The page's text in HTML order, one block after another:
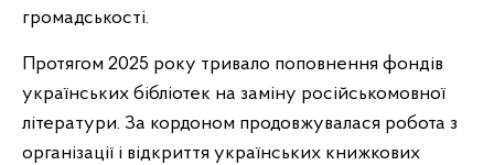
громадськості.
Протягом 2025 року тривало поповнення фондів
українських бібліотек на заміну російськомовної
літератури. За кордоном продовжувалася робота з
організації і відкриття українських книжкових